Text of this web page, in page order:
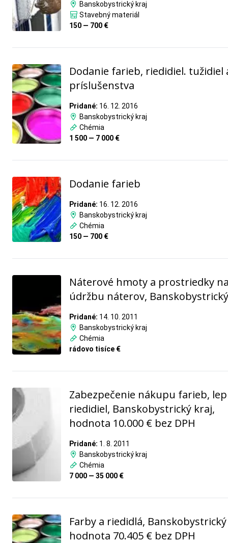
Banskobystrický kraj
Stavebný materiál
150 — 700 €
Dodanie farieb, riedidiel. tužidiel
príslušenstva
Pridané: 16. 12. 2016
Banskobystrický kraj
Chémia
1 500 — 7 000 €
Dodanie farieb
Pridané: 16. 12. 2016
Banskobystrický kraj
Chémia
150 — 700 €
Náterové hmoty a prostriedky
údržbu náterov,
Pridané: 14. 10. 2011
Banskobystrický kraj
Chémia
rádovo tisíce €
Zabezpečenie nákupu farieb,
riedidiel, Banskobystrický kraj,
hodnota 10.000 € bez DPH
Pridané: 1. 8. 2011
Banskobystrický kraj
Chémia
7 000 — 35 000 €
Farby a riedidlá,
hodnota 70.405 € bez DPH